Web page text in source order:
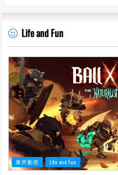
Life and Fun
業界動態 Life and Fun